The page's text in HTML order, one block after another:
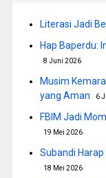
Literasi Jadi
Hap Baperdu:
8 Juni 2026
Musim
yang Aman
6
FBIM Jadi
19 Mei 2026
Subandi
18 Mei 2026